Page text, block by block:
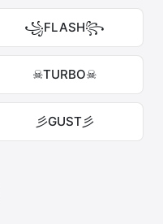
꧁FLASH꧂
☠TURBO☠
彡GUST彡